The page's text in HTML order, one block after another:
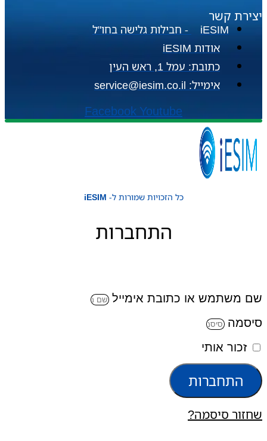
יצירת קשר
iESIM - חבילות גלישה בחו"ל
אודות iESIM
כתובת: עמל 1, ראש העין
אימייל: service@iesim.co.il
Facebook Youtube
כל הזכויות שמורות ל- iESIM
התחברות
שם משתמש או כתובת אימייל
סיסמה
זכור אותי
התחברות
שחזור סיסמה?